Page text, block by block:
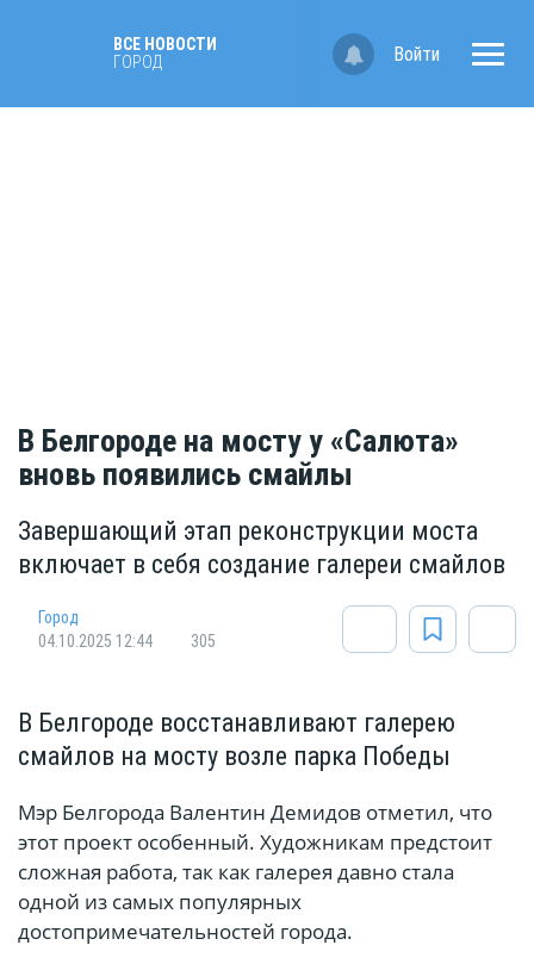
ВСЕ НОВОСТИ
ГОРОД
Войти
В Белгороде на мосту у «Салюта»
вновь появились смайлы
Завершающий этап реконструкции моста
включает в себя создание галереи смайлов
Город
04.10.2025 12:44
305
В Белгороде восстанавливают галерею
смайлов на мосту возле парка Победы
Мэр Белгорода Валентин Демидов отметил, что
этот проект особенный. Художникам предстоит
сложная работа, так как галерея давно стала
одной из самых популярных
достопримечательностей города.